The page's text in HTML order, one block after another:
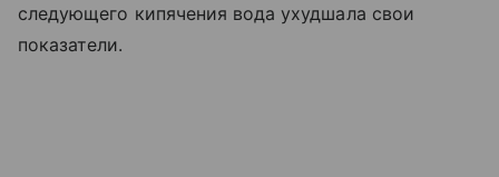
следующего кипячения вода ухудшала свои
показатели.